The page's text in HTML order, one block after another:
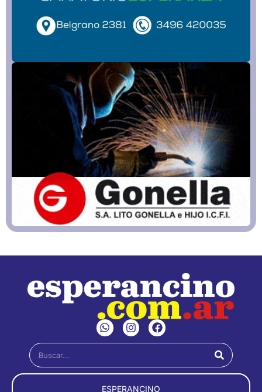
W
h
a
s
a
p
I
n
s
a
g
r
F
a
c
b
o
o
Buscar
ESPERANCINO